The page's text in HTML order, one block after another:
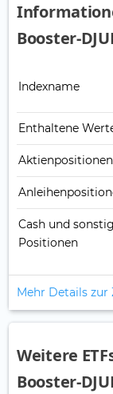
Booster-
Indexname
Enthaltene
Aktienpositionen
Cash und
Positionen
Mehr Details
Weitere
Booster-